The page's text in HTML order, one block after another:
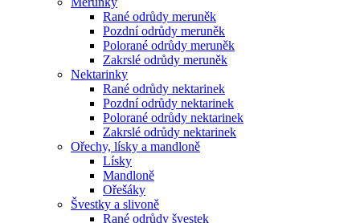
Rané odrůdy meruněk
Pozdní odrůdy meruněk
Polorané odrůdy meruněk
Zakrslé odrůdy meruněk
Nektarinky
Rané odrůdy nektarinek
Pozdní odrůdy nektarinek
Polorané odrůdy nektarinek
Zakrslé odrůdy nektarinek
Ořechy, lísky a mandloně
Lísky
Mandloně
Ořešáky
Švestky a slivoně
Rané odrůdy švestek